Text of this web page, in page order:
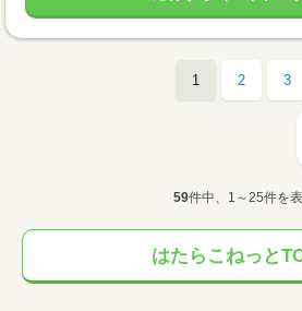
1 2 3
59件中、1～25件を
はたらこねっと